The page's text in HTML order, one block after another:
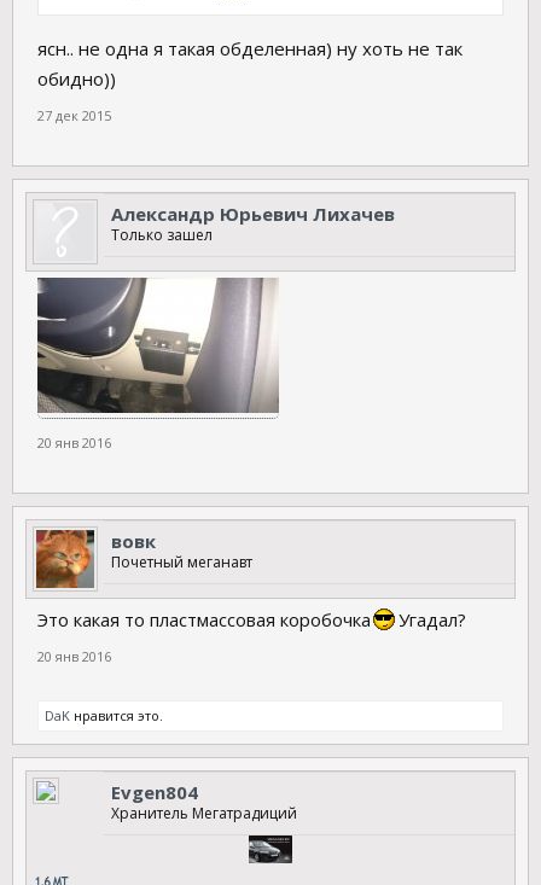
ясн.. не одна я такая обделенная) ну хоть не так
обидно))
27 дек 2015
Александр Юрьевич Лихачев
Только зашел
20 янв 2016
вовк
Почетный меганавт
Это какая то пластмассовая коробочка Угадал?
20 янв 2016
DaK нравится это.
Evgen804
Хранитель Мегатрадиций